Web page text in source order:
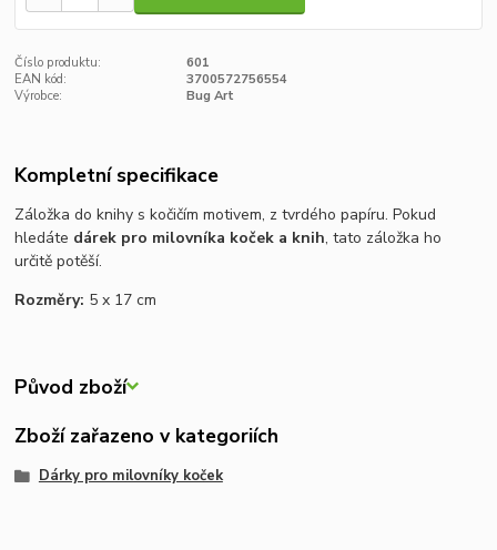
Číslo produktu:
601
EAN kód:
3700572756554
Výrobce:
Bug Art
Kompletní specifikace
Záložka do knihy s kočičím motivem, z tvrdého papíru. Pokud
hledáte dárek pro milovníka koček a knih, tato záložka ho
určitě potěší.
Rozměry: 5 x 17 cm
Původ zboží
Zboží zařazeno v kategoriích
Dárky pro milovníky koček